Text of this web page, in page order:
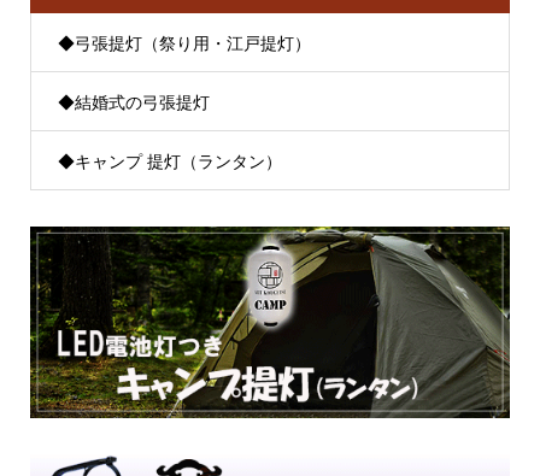
◆弓張提灯（祭り用・江戸提灯）
◆結婚式の弓張提灯
◆キャンプ 提灯（ランタン）